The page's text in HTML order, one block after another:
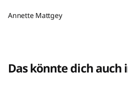
Annette Mattgey
Das könnte dich auch